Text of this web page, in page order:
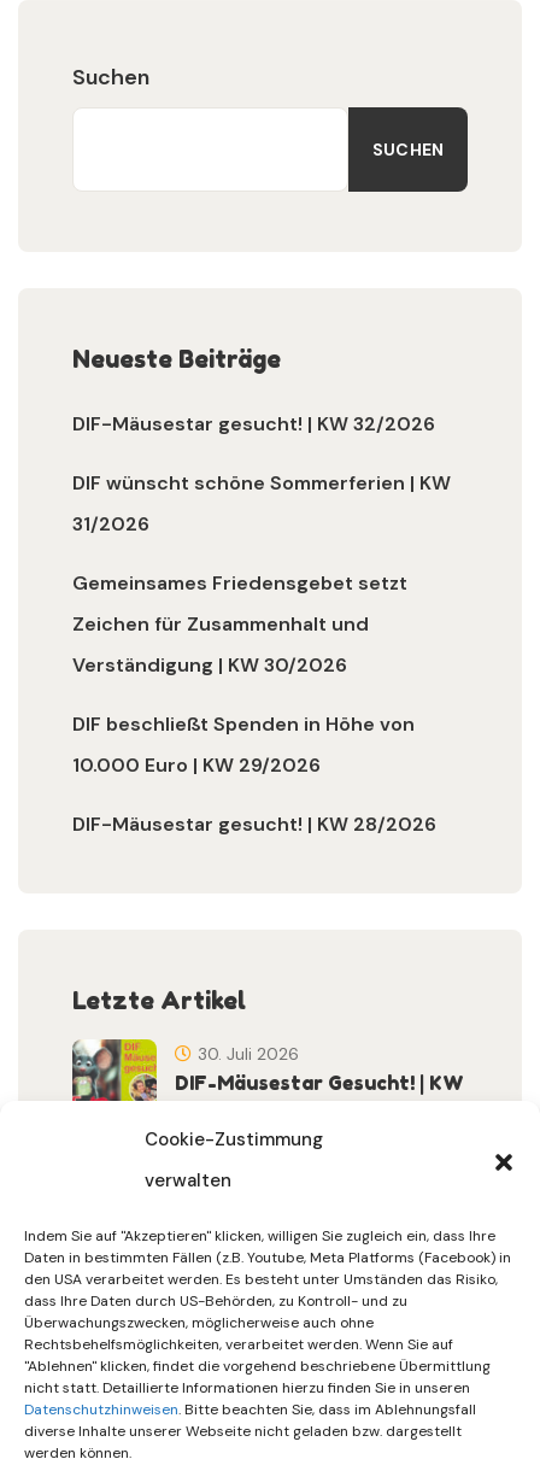
Cookie-Zustimmung
verwalten
Indem Sie auf "Akzeptieren" klicken, willigen Sie zugleich ein, dass Ihre
Daten in bestimmten Fällen (z.B. Youtube, Meta Platforms (Facebook) in
den USA verarbeitet werden. Es besteht unter Umständen das Risiko,
dass Ihre Daten durch US-Behörden, zu Kontroll- und zu
Überwachungszwecken, möglicherweise auch ohne
Rechtsbehelfsmöglichkeiten, verarbeitet werden. Wenn Sie auf
"Ablehnen" klicken, findet die vorgehend beschriebene Übermittlung
nicht statt. Detaillierte Informationen hierzu finden Sie in unseren
Datenschutzhinweisen. Bitte beachten Sie, dass im Ablehnungsfall
diverse Inhalte unserer Webseite nicht geladen bzw. dargestellt
werden können.
Suchen
SUCHEN
Neueste Beiträge
DIF-Mäusestar gesucht! | KW 32/2026
DIF wünscht schöne Sommerferien | KW
31/2026
Gemeinsames Friedensgebet setzt
Zeichen für Zusammenhalt und
Verständigung | KW 30/2026
DIF beschließt Spenden in Höhe von
10.000 Euro | KW 29/2026
DIF-Mäusestar gesucht! | KW 28/2026
Letzte Artikel
DIF-Mäusestar Gesucht! | KW
30. Juli 2026
Sommerferien | KW 31/…
30. Juli 2026
Gemeinsames Friedensgebet
Setzt Zeichen …
15. Juli 2026